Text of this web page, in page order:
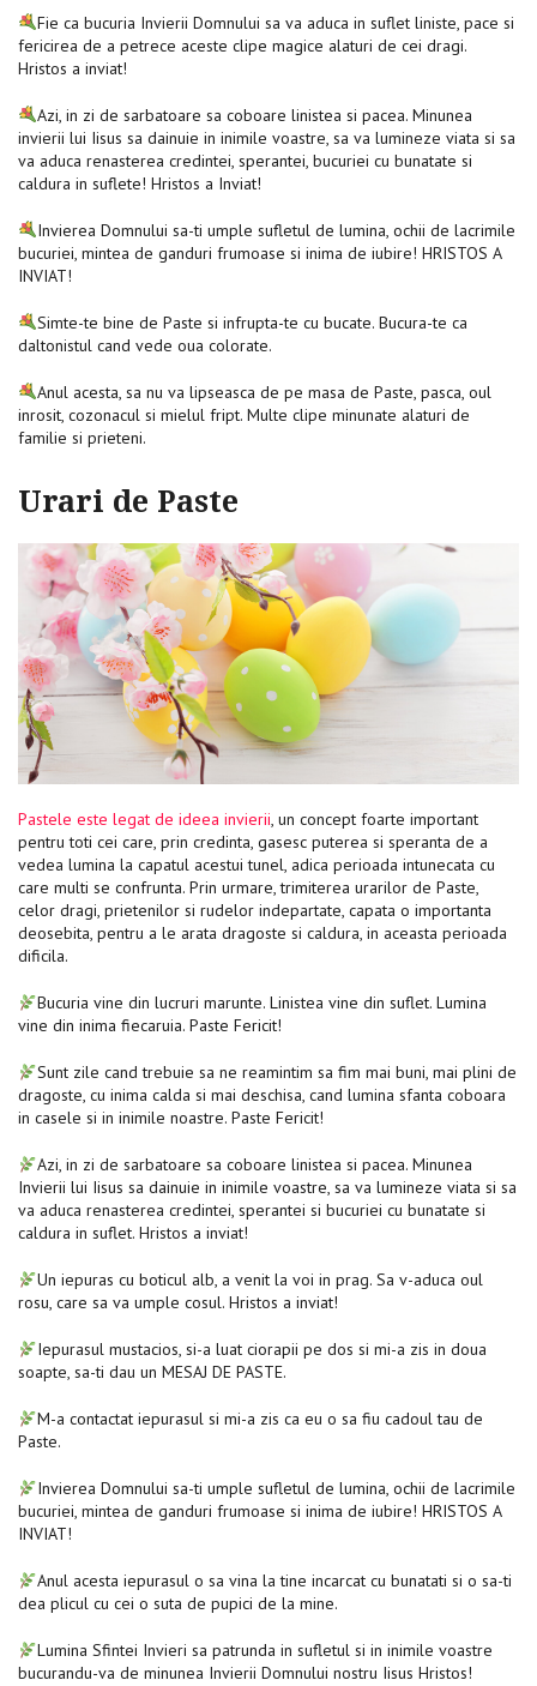
Fie ca bucuria Invierii Domnului sa va aduca in suflet liniste, pace si
fericirea de a petrece aceste clipe magice alaturi de cei dragi.
Hristos a inviat!
Azi, in zi de sarbatoare sa coboare linistea si pacea. Minunea
invierii lui Iisus sa dainuie in inimile voastre, sa va lumineze viata si sa
va aduca renasterea credintei, sperantei, bucuriei cu bunatate si
caldura in suflete! Hristos a Inviat!
Invierea Domnului sa-ti umple sufletul de lumina, ochii de lacrimile
bucuriei, mintea de ganduri frumoase si inima de iubire! HRISTOS A
INVIAT!
Simte-te bine de Paste si infrupta-te cu bucate. Bucura-te ca
daltonistul cand vede oua colorate.
Anul acesta, sa nu va lipseasca de pe masa de Paste, pasca, oul
inrosit, cozonacul si mielul fript. Multe clipe minunate alaturi de
familie si prieteni.
Urari de Paste
Pastele este legat de ideea invierii, un concept foarte important
pentru toti cei care, prin credinta, gasesc puterea si speranta de a
vedea lumina la capatul acestui tunel, adica perioada intunecata cu
care multi se confrunta. Prin urmare, trimiterea urarilor de Paste,
celor dragi, prietenilor si rudelor indepartate, capata o importanta
deosebita, pentru a le arata dragoste si caldura, in aceasta perioada
dificila.
Bucuria vine din lucruri marunte. Linistea vine din suflet. Lumina
vine din inima fiecaruia. Paste Fericit!
Sunt zile cand trebuie sa ne reamintim sa fim mai buni, mai plini de
dragoste, cu inima calda si mai deschisa, cand lumina sfanta coboara
in casele si in inimile noastre. Paste Fericit!
Azi, in zi de sarbatoare sa coboare linistea si pacea. Minunea
Invierii lui Iisus sa dainuie in inimile voastre, sa va lumineze viata si sa
va aduca renasterea credintei, sperantei si bucuriei cu bunatate si
caldura in suflet. Hristos a inviat!
Un iepuras cu boticul alb, a venit la voi in prag. Sa v-aduca oul
rosu, care sa va umple cosul. Hristos a inviat!
Iepurasul mustacios, si-a luat ciorapii pe dos si mi-a zis in doua
soapte, sa-ti dau un MESAJ DE PASTE.
M-a contactat iepurasul si mi-a zis ca eu o sa fiu cadoul tau de
Paste.
Invierea Domnului sa-ti umple sufletul de lumina, ochii de lacrimile
bucuriei, mintea de ganduri frumoase si inima de iubire! HRISTOS A
INVIAT!
Anul acesta iepurasul o sa vina la tine incarcat cu bunatati si o sa-ti
dea plicul cu cei o suta de pupici de la mine.
Lumina Sfintei Invieri sa patrunda in sufletul si in inimile voastre
bucurandu-va de minunea Invierii Domnului nostru Iisus Hristos!